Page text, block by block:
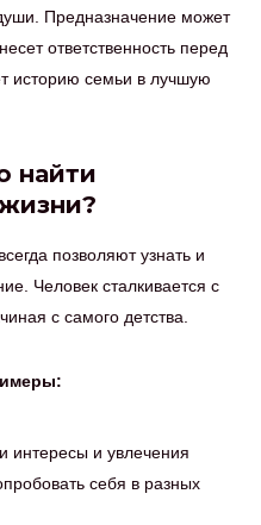
Предназначение может
ответственность перед
историю семьи в лучшую
найти
позволяют узнать и
Человек сталкивается с
с самого детства.
интересы и увлечения
себя в разных